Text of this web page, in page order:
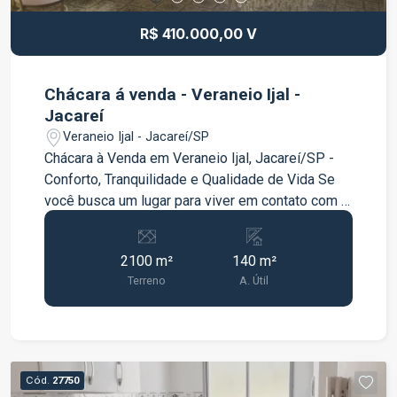
R$ 410.000,00 V
Chácara á venda - Veraneio Ijal -
Jacareí
Veraneio Ijal - Jacareí/SP
Chácara à Venda em Veraneio Ijal, Jacareí/SP -
Conforto, Tranquilidade e Qualidade de Vida Se
você busca um lugar para viver em contato com a
natureza, com conforto e excelente estrutura,
esta chácara em Jacareí é a oportunidade ideal. O
imóvel conta com uma casa aconchegante e
funcional, composta por 2 dormitórios, ambos
suítes, proporcionando mais privacidade e
ideal para atender a área de lazer. Na área
externa, você poderá desfrutar de um tradicional
2100 m²
Terreno
140 m²
A. Útil
Cód. 27750